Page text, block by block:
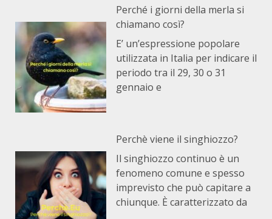
Perché i giorni della merla si
chiamano così?
E’ un’espressione popolare
utilizzata in Italia per indicare il
periodo tra il 29, 30 o 31
gennaio e
Perchè viene il singhiozzo?
Il singhiozzo continuo è un
fenomeno comune e spesso
imprevisto che può capitare a
chiunque. È caratterizzato da